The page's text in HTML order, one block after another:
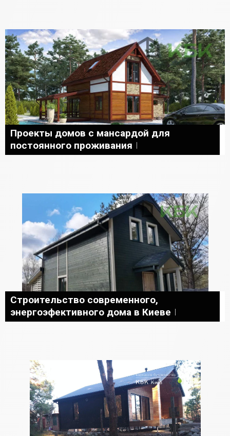
Проекты домов с мансардой для
постоянного проживания
Строительство современного,
энергоэфективного дома в Киеве